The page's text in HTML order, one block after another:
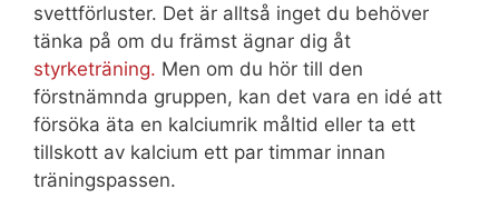
svettförluster. Det är alltså inget du behöver
tänka på om du främst ägnar dig åt
styrketräning. Men om du hör till den
förstnämnda gruppen, kan det vara en idé att
försöka äta en kalciumrik måltid eller ta ett
tillskott av kalcium ett par timmar innan
träningspassen.